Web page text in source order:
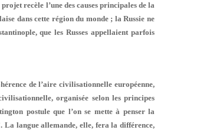
recèle l’une des causes prin­cipales de la
dans cette région du monde ; la Russie ne
que les Russes appellaient parfois
de l’aire civilisationnelle européenne,
organisée selon les principes
postule que l’on se mette à penser la
langue allemande, elle, fera la différence,